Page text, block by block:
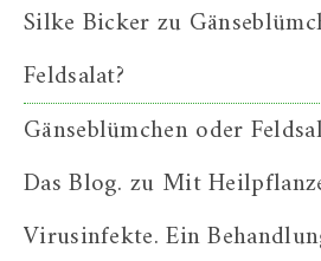
Silke Bickerzu
Feldsalat?
Gänseblümchen oder
Das Blog. zu Mit
Virusinfekte. Ein